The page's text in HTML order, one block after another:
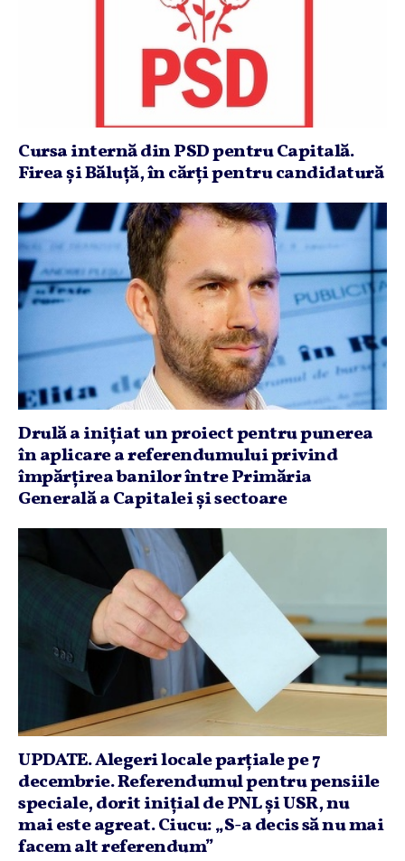
Cursa internă din PSD pentru Capitală.
Firea şi Băluţă, în cărţi pentru candidatură
Drulă a iniţiat un proiect pentru punerea
în aplicare a referendumului privind
împărţirea banilor între Primăria
Generală a Capitalei şi sectoare
UPDATE. Alegeri locale parţiale pe 7
decembrie. Referendumul pentru pensiile
speciale, dorit iniţial de PNL şi USR, nu
mai este agreat. Ciucu: „S-a decis să nu mai
facem alt referendum”